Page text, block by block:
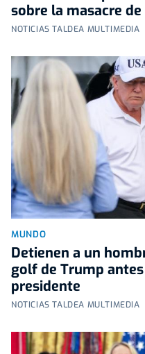
sobre la masacre
NOTICIAS TALDEA MULTIMEDIA
MUNDO
Detienen a un
golf de Trump
presidente
NOTICIAS TALDEA MULTIMEDIA